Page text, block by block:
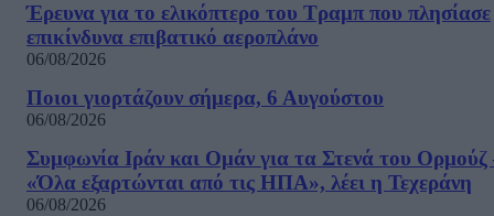
Έρευνα για το ελικόπτερο του Τραμπ που πλησίασε
επικίνδυνα επιβατικό αεροπλάνο
06/08/2026
Ποιοι γιορτάζουν σήμερα, 6 Αυγούστου
06/08/2026
Συμφωνία Ιράν και Ομάν για τα Στενά του Ορμούζ
«Όλα εξαρτώνται από τις ΗΠΑ», λέει η Τεχεράνη
06/08/2026